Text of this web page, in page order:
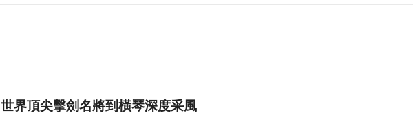
世界頂尖擊劍名將到橫琴深度采風